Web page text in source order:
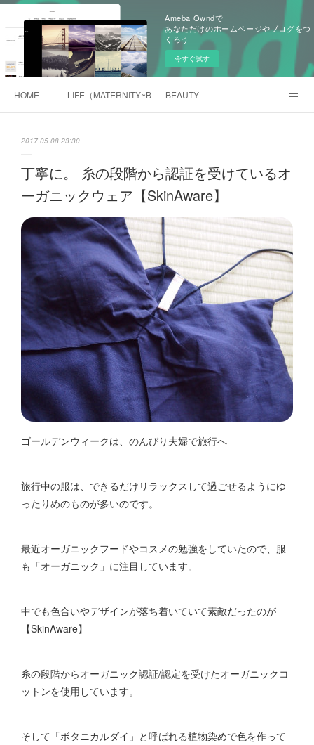
Ameba Owndで
あなただけのホームページやブログをつ
くろう
今すぐ試す
HOME LIFE（MATERNITY~BABY)BEAUTY
2017.05.08 23:30
丁寧に。 糸の段階から認証を受けているオ
ーガニックウェア【SkinAware】
ゴールデンウィークは、のんびり夫婦で旅行へ
旅行中の服は、できるだけリラックスして過ごせるようにゆ
ったりめのものが多いのです。
最近オーガニックフードやコスメの勉強をしていたので、服
も「オーガニック」に注目しています。
中でも色合いやデザインが落ち着いていて素敵だったのが
【SkinAware】
糸の段階からオーガニック認証/認定を受けたオーガニックコ
ットンを使用しています。
そして「ボタニカルダイ」と呼ばれる植物染めで色を作って